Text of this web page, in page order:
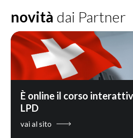
novità dai Partner
È online il corso
LPD
vai al sito